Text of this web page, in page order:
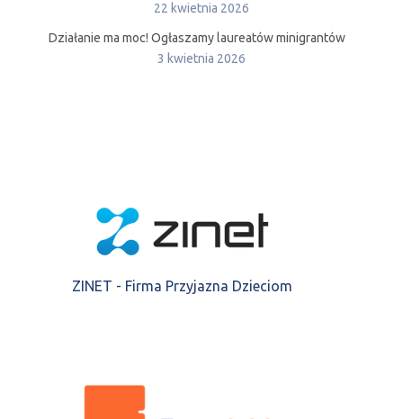
22 kwietnia 2026
Działanie ma moc! Ogłaszamy laureatów minigrantów
3 kwietnia 2026
ZINET - Firma Przyjazna Dzieciom